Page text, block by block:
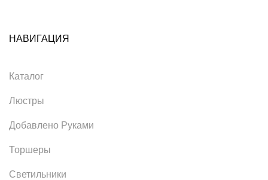
НАВИГАЦИЯ
Каталог
Люстры
Добавлено Руками
Торшеры
Светильники